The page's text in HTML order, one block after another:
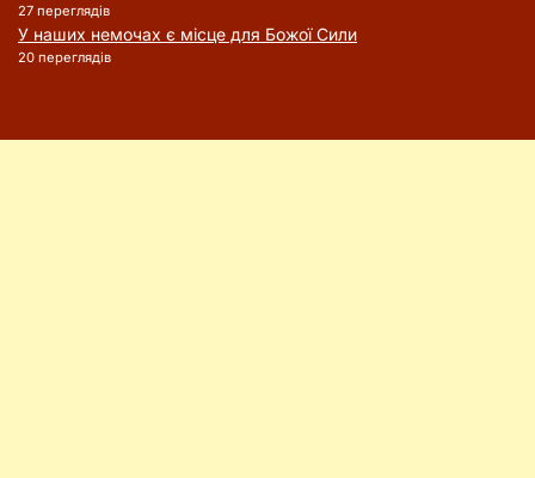
27 переглядів
У наших немочах є місце для Божої Сили
20 переглядів